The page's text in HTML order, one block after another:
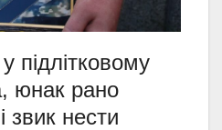
підлітковому
юнак рано
звик нести